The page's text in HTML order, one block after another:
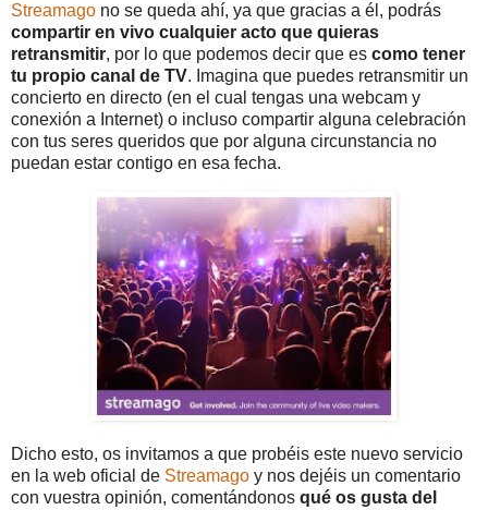
Streamago no se queda ahí, ya que gracias a él, podrás
compartir en vivo cualquier acto que quieras
retransmitir, por lo que podemos decir que es como tener
tu propio canal de TV. Imagina que puedes retransmitir un
concierto en directo (en el cual tengas una webcam y
conexión a Internet) o incluso compartir alguna celebración
con tus seres queridos que por alguna circunstancia no
puedan estar contigo en esa fecha.
Dicho esto, os invitamos a que probéis este nuevo servicio
en la web oficial de Streamago y nos dejéis un comentario
con vuestra opinión, comentándonos qué os gusta del